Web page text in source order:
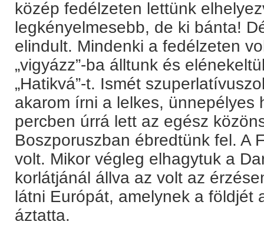
közép fedélzeten lettünk
legkényelmesebb, de ki bánta!
elindult. Mindenki a fedélzeten
„vigyázz”-ba álltunk és
„Hatikvá”-t. Ismét
akarom írni a lelkes, ünnepélyes
percben úrrá lett az egész
Boszporuszban ébredtünk fel. A
volt. Mikor végleg elhagytuk a
korlátjánál állva az volt az
látni Európát, amelynek a földjét
áztatta.